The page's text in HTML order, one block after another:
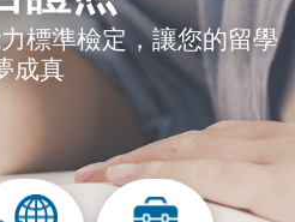
標準檢定，讓您的留學
成真